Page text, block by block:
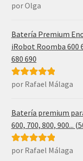
Valorado con
por Olga
Batería Premium
iRobot Roomba 600
680 690
Valorado con
por Rafael Málaga
Batería premium
600, 700, 800, 900...
Valorado con
por Rafael Málaga